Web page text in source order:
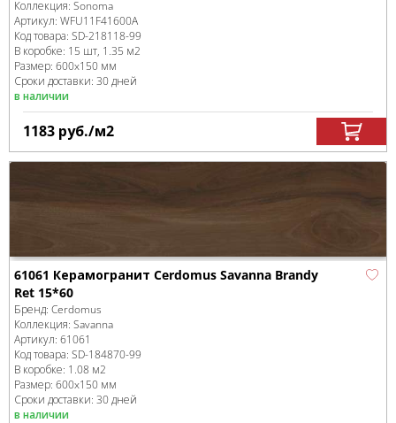
Коллекция: Sonoma
Артикул: WFU11F41600A
Код товара: SD-218118-99
В коробке: 15 шт, 1.35 м2
Размер: 600x150 мм
Сроки доставки: 30 дней
в наличии
1183 руб./м2
61061 Керамогранит Cerdomus Savanna Brandy
Ret 15*60
Бренд: Cerdomus
Коллекция: Savanna
Артикул: 61061
Код товара: SD-184870-99
В коробке: 1.08 м2
Размер: 600x150 мм
Сроки доставки: 30 дней
в наличии